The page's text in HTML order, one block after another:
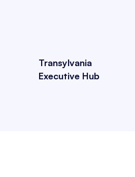
Transylvania
Executive Hub